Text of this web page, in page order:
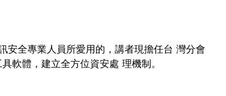
全專業人員所愛用的，講者現擔任台 灣分會
軟體，建立全方位資安處 理機制。